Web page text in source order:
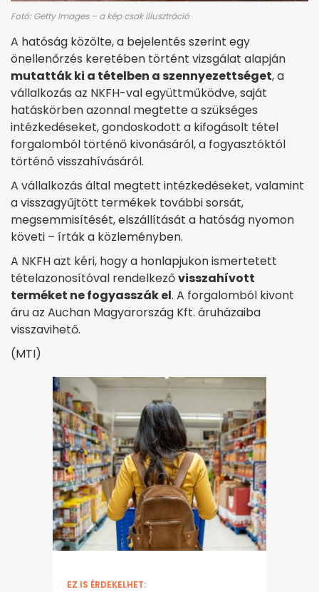
Fotó: Getty Images – a kép csak illusztráció
A hatóság közölte, a bejelentés szerint egy
önellenőrzés keretében történt vizsgálat alapján
mutatták ki a tételben a szennyezettséget, a
vállalkozás az NKFH-val együttműködve, saját
hatáskörben azonnal megtette a szükséges
intézkedéseket, gondoskodott a kifogásolt tétel
forgalomból történő kivonásáról, a fogyasztóktól
történő visszahívásáról.
A vállalkozás által megtett intézkedéseket, valamint
a visszagyűjtött termékek további sorsát,
megsemmisítését, elszállítását a hatóság nyomon
követi – írták a közleményben.
A NKFH azt kéri, hogy a honlapjukon ismertetett
tételazonosítóval rendelkezővisszahívott
terméket ne fogyasszák el. A forgalomból kivont
áru az Auchan Magyarország Kft. áruházaiba
visszavihető.
(MTI)
EZ IS ÉRDEKELHET: